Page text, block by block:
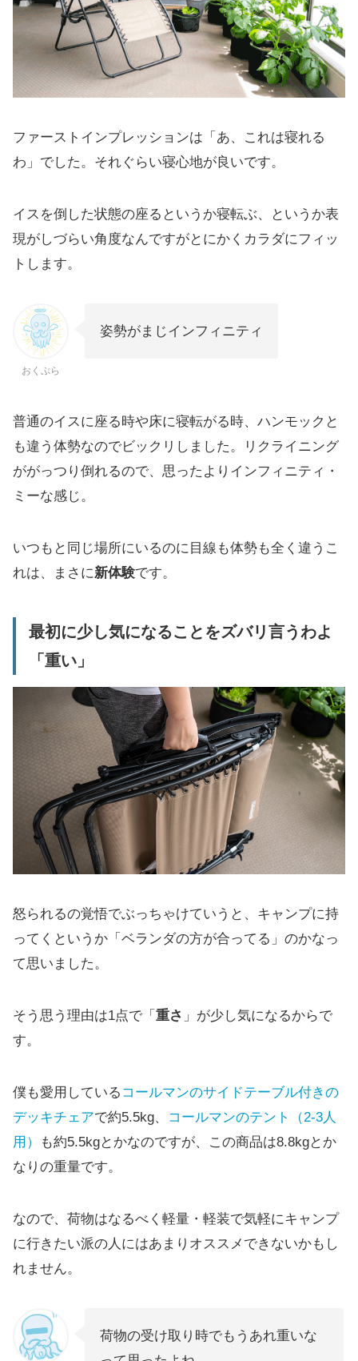
ファーストインプレッションは「あ、これは寝れる
わ」でした。それぐらい寝心地が良いです。
イスを倒した状態の座るというか寝転ぶ、というか表
現がしづらい角度なんですがとにかくカラダにフィッ
トします。
おくぷら
姿勢がまじインフィニティ
普通のイスに座る時や床に寝転がる時、ハンモックと
も違う体勢なのでビックリしました。リクライニング
ががっつり倒れるので、思ったよりインフィニティ・
ミーな感じ。
いつもと同じ場所にいるのに目線も体勢も全く違うこ
れは、まさに新体験です。
最初に少し気になることをズバリ言うわよ
「重い」
怒られるの覚悟でぶっちゃけていうと、キャンプに持
ってくというか「ベランダの方が合ってる」のかなっ
て思いました。
そう思う理由は1点で「 重さ 」が少し気になるからで
す。
僕も愛用している コールマンのサイドテーブル付きの
デッキチェアで約5.5kg、
コールマンのテント（2-3人
用）
も約5.5kgとかなのですが、この商品は8.8kgとか
なりの重量です。
なので、荷物はなるべく軽量・軽装で気軽にキャンプ
に行きたい派の人にはあまりオススメできないかもし
れません。
荷物の受け取り時でもうあれ重いな